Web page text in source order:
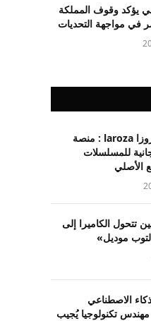
يؤكد وقوف المملكة
في مواجهة التحديات
رابط موقع لاروزا laroza : منصة
للمسلسلات
الأصلي
تتحول الكاميرا إلى
موديل»
الاصطناعي
تكنولوجيا يُجيب